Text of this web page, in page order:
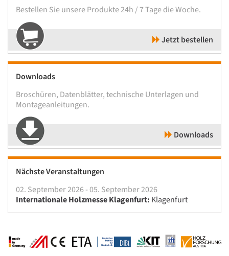
Bestellen Sie unsere Produkte 24h / 7 Tage die Woche.
Jetzt bestellen
Downloads
Broschüren, Datenblätter, technische Unterlagen und
Montageanleitungen.
Downloads
Nächste Veranstaltungen
02. September 2026 - 05. September 2026
Internationale Holzmesse Klagenfurt: Klagenfurt